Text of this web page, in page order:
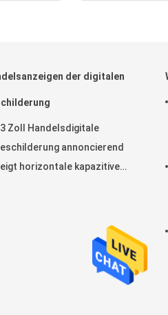
der digitalen
Zoll Handelsdigitale
annoncierend
horizontale kapazitive